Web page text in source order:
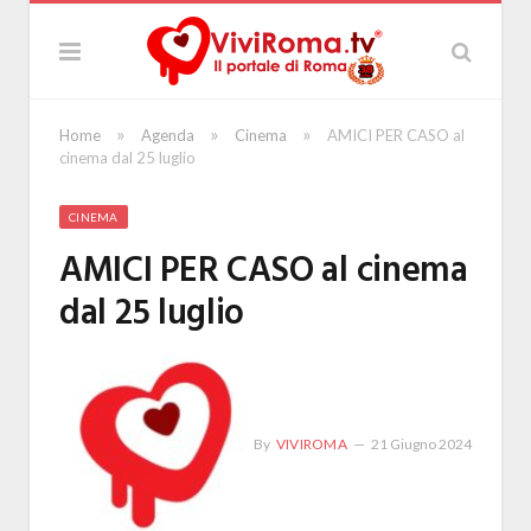
Home » Agenda » Cinema »
AMICI PER CASO al
cinema dal 25 luglio
CINEMA
AMICI PER CASO al cinema
dal 25 luglio
By VIVIROMA 21 Giugno 2024